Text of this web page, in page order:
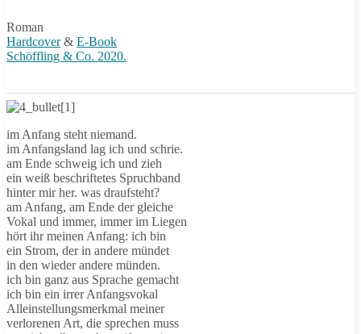
Roman
Hardcover& E-Book
Schöffling & Co. 2020.
im Anfang steht niemand.
im Anfangsland lag ich und schrie.
am Ende schweig ich und zieh
ein weiß beschriftetes Spruchband
hinter mir her. was draufsteht?
am Anfang, am Ende der gleiche
Vokal und immer, immer im Liegen
hört ihr meinen Anfang: ich bin
ein Strom, der in andere mündet
in den wieder andere münden.
ich bin ganz aus Sprache gemacht
ich bin ein irrer Anfangsvokal
Alleinstellungsmerkmal meiner
verlorenen Art, die sprechen muss